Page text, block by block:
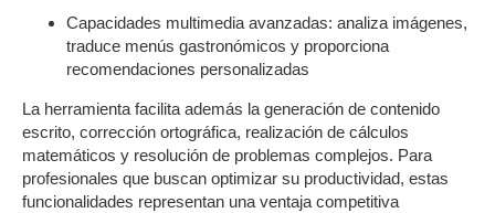
Capacidades multimedia avanzadas: analiza imágenes,
traduce menús gastronómicos y proporciona
recomendaciones personalizadas
La herramienta facilita además la generación de contenido
escrito, corrección ortográfica, realización de cálculos
matemáticos y resolución de problemas complejos. Para
profesionales que buscan optimizar su productividad, estas
funcionalidades representan una ventaja competitiva